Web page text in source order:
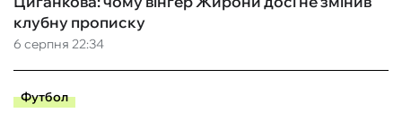
6 серпня 22:34
клубну прописку
Футбол